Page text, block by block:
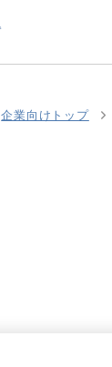
企業向けトップ